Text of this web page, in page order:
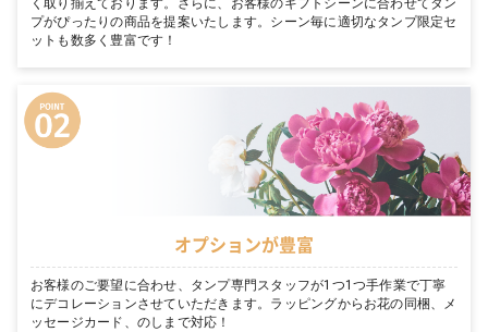
く取り揃えております。さらに、お客様のギフトシーンに合わせてタン
プがぴったりの商品を提案いたします。シーン毎に適切なタンプ限定セ
ットも数多く豊富です！
オプションが豊富
お客様のご要望に合わせ、タンプ専門スタッフが1つ1つ手作業で丁寧
にデコレーションさせていただきます。ラッピングからお花の同梱、メ
ッセージカード、のしまで対応！